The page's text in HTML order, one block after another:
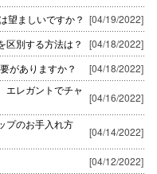
望ましいですか？ [04/19/2022]
区別する方法は？
[04/18/2022]
がありますか？
[04/18/2022]
エレガントでチャ
[04/16/2022]
プのお手入れ方
[04/14/2022]
[04/12/2022]